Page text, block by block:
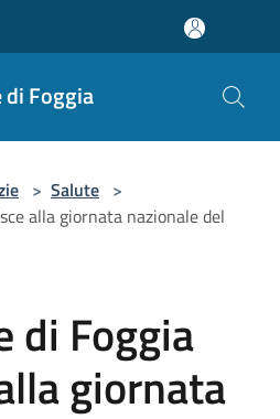
di Foggia
> Salute >
alla giornata nazionale del
di Foggia
giornata